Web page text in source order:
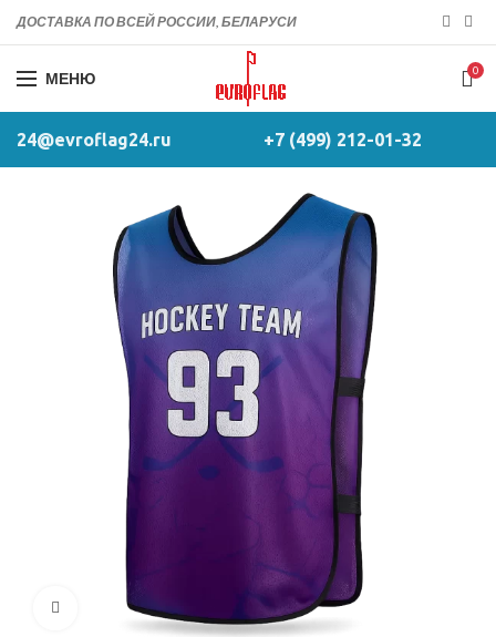
ДОСТАВКА ПО ВСЕЙ РОССИИ, БЕЛАРУСИ
МЕНЮ 0
24@evroflag24.ru +7 (499) 212-01-32
Click to enlarge